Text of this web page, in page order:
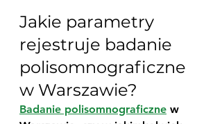
Jakie parametry
rejestruje badanie
polisomnograficzne
w Warszawie?
Badanie polisomnograficzne w